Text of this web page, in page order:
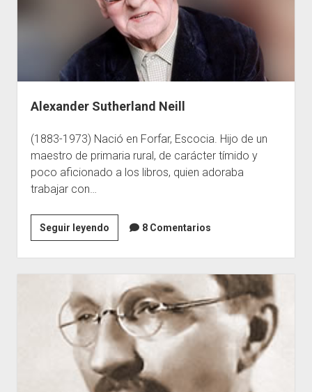
Alexander Sutherland Neill
(1883-1973) Nació en Forfar, Escocia. Hijo de un
maestro de primaria rural, de carácter tímido y
poco aficionado a los libros, quien adoraba
trabajar con…
Seguir leyendoAlexander
Sutherland
Neill
8 Comentarios